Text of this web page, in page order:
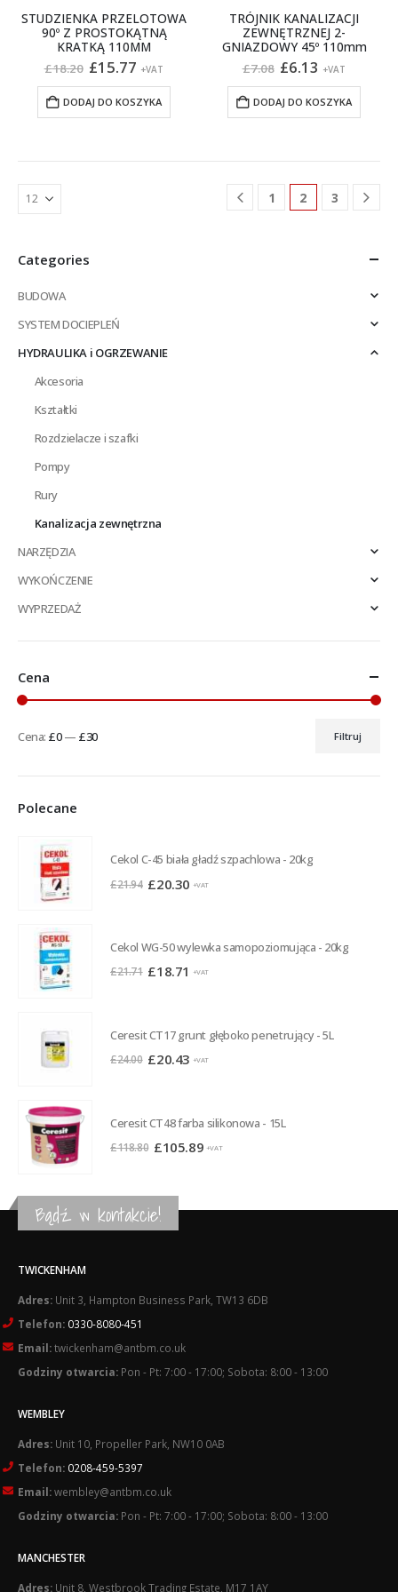
STUDZIENKA PRZELOTOWA
90º Z PROSTOKĄTNĄ
KRATKĄ 110MM
£18.20 Pierwotna
wynosiła:
£18.20.
£15.77 Aktualna
wynosi:
£15.77.
+VAT
DODAJ DO KOSZYKA
TRÓJNIK KANALIZACJI
ZEWNĘTRZNEJ 2-
GNIAZDOWY 45º 110mm
£7.08 Pierwotna
wynosiła:
£7.08.
£6.13 Aktualna
wynosi:
£6.13.
+VAT
DODAJ DO KOSZYKA
1 2 3
Categories
BUDOWA
SYSTEM DOCIEPLEŃ
HYDRAULIKA i OGRZEWANIE
Akcesoria
Kształtki
Rozdzielacze i szafki
Pompy
Rury
Kanalizacja zewnętrzna
NARZĘDZIA
WYKOŃCZENIE
WYPRZEDAŻ
Cena
Cena
Cena
Filtruj
Cena: £0— £30
Polecane
Cekol C-45 biała gładź szpachlowa - 20kg
£21.94 Pierwotna
£21.94.
£20.30 Aktualna
£20.30.
+VAT
Cekol WG-50 wylewka samopoziomująca - 20kg
£21.71 Pierwotna
£21.71.
£18.71 Aktualna
£18.71.
+VAT
Ceresit CT17 grunt głęboko penetrujący - 5L
£24.00 Pierwotna
£24.00.
£20.43 Aktualna
£20.43.
+VAT
Ceresit CT48 farba silikonowa - 15L
£118.80 Pierwotna
£118.80.
£105.89Aktualna
+VAT
Bądź w kontakcie!
TWICKENHAM
Adres: Unit 3, Hampton Business Park, TW13 6DB
Telefon: 0330-8080-451
Email:twickenham@antbm.co.uk
Godziny otwarcia: Pon - Pt: 7:00 - 17:00; Sobota: 8:00 - 13:00
WEMBLEY
Adres: Unit 10, Propeller Park, NW10 0AB
Telefon: 0208-459-5397
Email:wembley@antbm.co.uk
Godziny otwarcia: Pon - Pt: 7:00 - 17:00; Sobota: 8:00 - 13:00
MANCHESTER
Adres: Unit 8, Westbrook Trading Estate, M17 1AY